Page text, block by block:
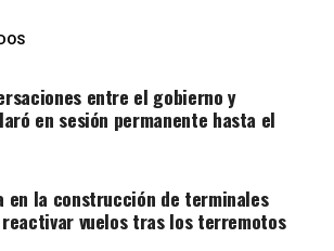
entre el gobierno y
en sesión permanente hasta el
en la construcción de terminales
vuelos tras los terremotos